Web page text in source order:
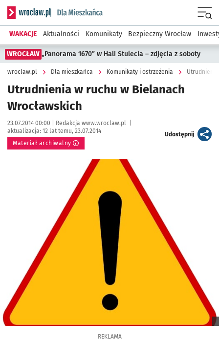
Serwis informacyjny wroclaw.pl podserwis: Dla mieszkańca
WAKACJE Aktualności Komunikaty Bezpieczny Wrocław
WROCŁAW „Panorama 1670” w Hali Stulecia – zdjęcia z soboty
wroclaw.pl Dla mieszkańca Komunikaty i ostrzeżenia
Utrudnienia w ruchu w Bielanach
Wrocławskich
Data publikacji:
23.07.2014 00:00 | Autor:
Redakcja www.wroclaw.pl
aktualizacja: 12 lat temu, 23.07.2014
Materiał archiwalny
Udostępnijartykuł
REKLAMA